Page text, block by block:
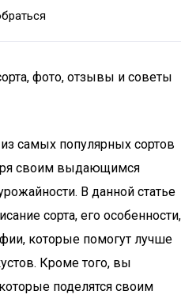
фото, отзывы и советы
самых популярных сортов
своим выдающимся
В данной статье
сорта, его особенности,
которые помогут лучше
Кроме того, вы
поделятся своим